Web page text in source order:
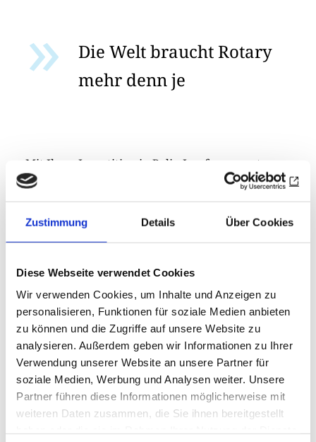
Zustimmung Details Über Cookies
Diese Webseite verwendet Cookies
Wir verwenden Cookies, um Inhalte und Anzeigen zu
personalisieren, Funktionen für soziale Medien anbieten
zu können und die Zugriffe auf unsere Website zu
analysieren. Außerdem geben wir Informationen zu Ihrer
Verwendung unserer Website an unsere Partner für
soziale Medien, Werbung und Analysen weiter. Unsere
Partner führen diese Informationen möglicherweise mit
weiteren Daten zusammen, die Sie ihnen bereitgestellt
Die Welt braucht Rotary
mehr denn je
Mit Ihrer Investition in Polio-Impfungen setzen
Sie sich dafür ein, dass kein Kind jemals wieder
an Polio erkrankt. Mit Ihrer Investition in die
Rotary-Friedenszentren tragen Sie zum
Weltfrieden bei. Durch Ihre Investition in
wirksame Projekte auch weiterhin nachhaltig
finanziert werden können.
Nicht jeder Beitrag an die Foundation muss groß
sein. Jede Spende hilft uns, die nachhaltige
Wirkung zu erzielen, von der Sie in diesem Jahr
gelesen haben.Die Welt braucht Rotary mehr
denn je. Sie braucht unseren Mut, unseren